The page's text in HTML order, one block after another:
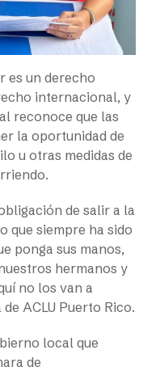
es un derecho
internacional, y
reconoce que las
la oportunidad de
u otras medidas de
de salir a la
que siempre ha sido
ponga sus manos,
hermanos y
no los van a
ACLU Puerto Rico.
local que
de